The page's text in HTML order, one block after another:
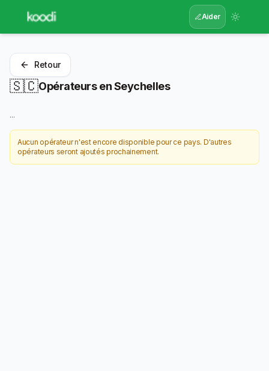
Aider
Retour
🇸🇨Opérateurs enSeychelles
...
Aucun opérateur n'est encore disponible pour ce pays. D'autres
opérateurs seront ajoutés prochainement.